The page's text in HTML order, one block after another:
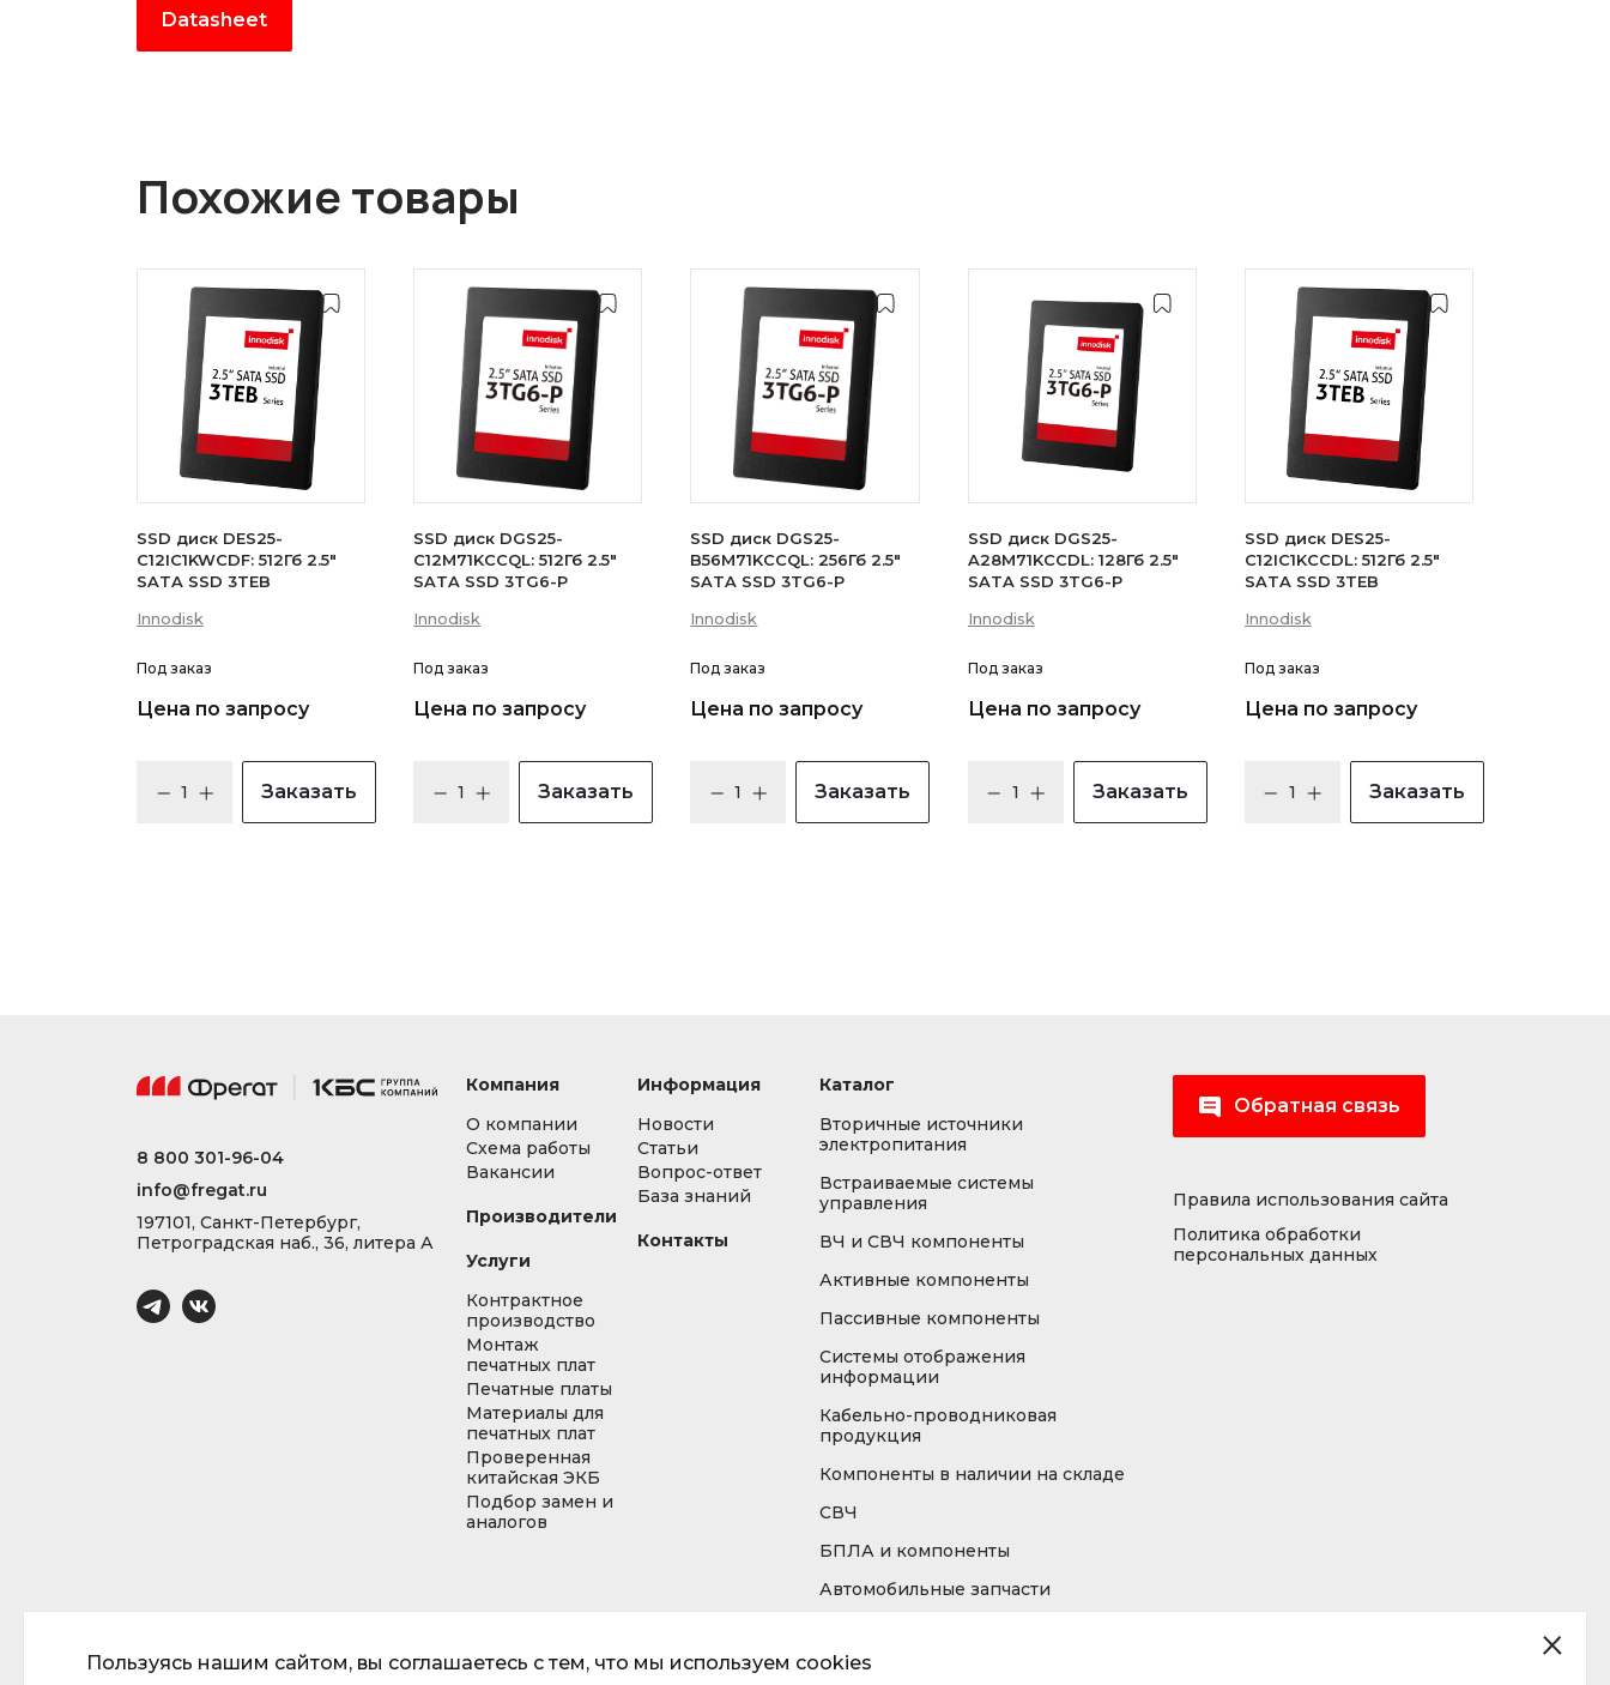
Datasheet
Похожие товары
SSD диск DES25-
C12IC1KWCDF: 512Гб 2.5"
SATA SSD 3TEB
Innodisk
Под заказ
Цена по запросу
Заказать
SSD диск DGS25-
C12M71KCCQL: 512Гб 2.5"
SATA SSD 3TG6-P
Innodisk
Под заказ
Цена по запросу
Заказать
SSD диск DGS25-
B56M71KCCQL: 256Гб 2.5"
SATA SSD 3TG6-P
Innodisk
Под заказ
Цена по запросу
Заказать
SSD диск DGS25-
A28M71KCCDL: 128Гб 2.5"
SATA SSD 3TG6-P
Innodisk
Под заказ
Цена по запросу
Заказать
SSD диск DES25-
C12IC1KCCDL: 512Гб 2.5"
SATA SSD 3TEB
Innodisk
Под заказ
Цена по запросу
Заказать
Пользуясь нашим сайтом, вы соглашаетесь с тем, что мы используем cookies
8 800 301-96-04
info@fregat.ru
197101, Санкт-Петербург,
Петроградская наб., 36, литера А
Компания
О компании
Схема работы
Вакансии
Производители
Услуги
Контрактное
производство
Монтаж
печатных плат
Печатные платы
Материалы для
печатных плат
Проверенная
китайская ЭКБ
Подбор замен и
аналогов
Информация
Новости
Статьи
Вопрос-ответ
База знаний
Контакты
Каталог
Вторичные источники
электропитания
Встраиваемые системы
управления
ВЧ и СВЧ компоненты
Активные компоненты
Пассивные компоненты
Системы отображения
информации
Кабельно-проводниковая
продукция
Компоненты в наличии на складе
СВЧ
БПЛА и компоненты
Автомобильные запчасти
Обратная связь
Правила использования сайта
Политика обработки
персональных данных